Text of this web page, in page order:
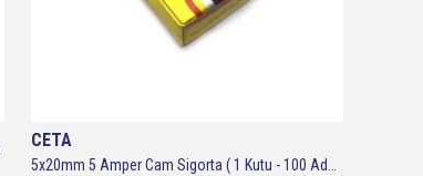
CETA
5x20mm 5 Amper Cam Sigorta ( 1 Kutu - 100 Adet )